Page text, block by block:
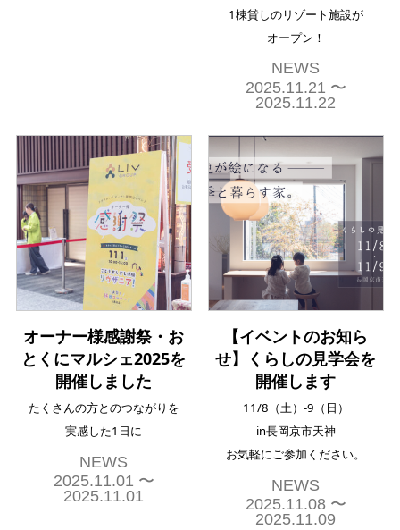
1棟貸しのリゾート施設が
オープン！
NEWS
2025.11.21 〜
2025.11.22
オーナー様感謝祭・お
とくにマルシェ2025を
開催しました
たくさんの方とのつながりを
実感した1日に
NEWS
2025.11.01 〜
2025.11.01
【イベントのお知ら
せ】くらしの見学会を
開催します
11/8（土）-9（日）
in長岡京市天神
お気軽にご参加ください。
NEWS
2025.11.08 〜
2025.11.09